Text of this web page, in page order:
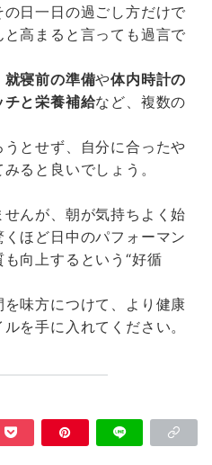
日一日の過ごし方だけで
高まると言っても過言で
就寝前の準備や体内時計の
チと栄養補給など、複数の
とせず、自分に合ったや
ると良いでしょう。
んが、朝が気持ちよく始
ほど日中のパフォーマン
向上するという“好循
味方につけて、より健康
を手に入れてください。